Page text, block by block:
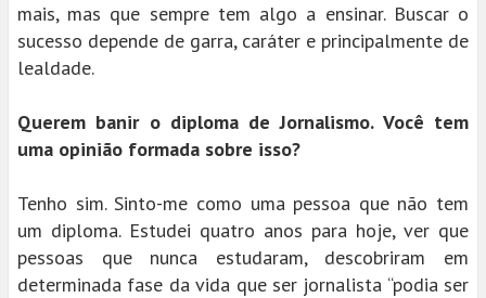
mais, mas que sempre tem algo a ensinar. Buscar o
sucesso depende de garra, caráter e principalmente de
lealdade.
Querem banir o diploma de Jornalismo. Você tem
uma opinião formada sobre isso?
Tenho sim. Sinto-me como uma pessoa que não tem
um diploma. Estudei quatro anos para hoje, ver que
pessoas que nunca estudaram, descobriram em
determinada fase da vida que ser jornalista “podia ser